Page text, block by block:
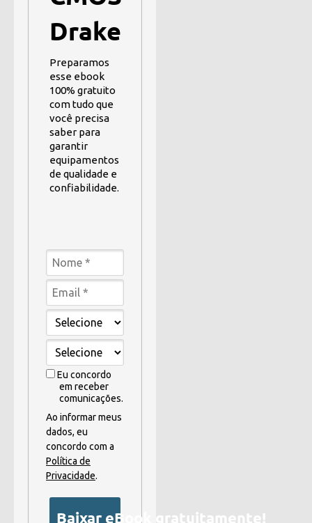
Drake
Preparamos
esse ebook
100% gratuito
com tudo que
você precisa
saber para
garantir
equipamentos
de qualidade e
confiabilidade.
Eu concordo
em receber
comunicações.
Ao informar meus
dados, eu
concordo com a
Política de
Privacidade.
Baixar eBook gratuitamente!